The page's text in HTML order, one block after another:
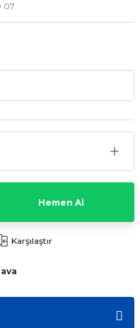
07
Hemen Al
Karşılaştır